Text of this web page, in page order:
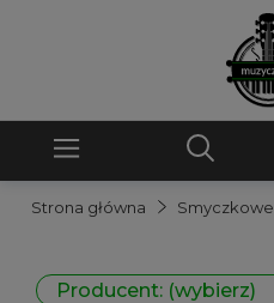
Strona główna Smyczkowe
Producent: (wybierz)